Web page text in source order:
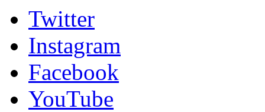
Twitter
Instagram
Facebook
YouTube